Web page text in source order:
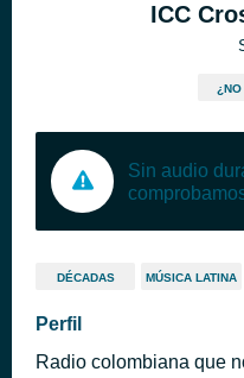
ICC
Sin audio
DÉCADAS MÚSICA LATINA
Perfil
Radio colombiana que